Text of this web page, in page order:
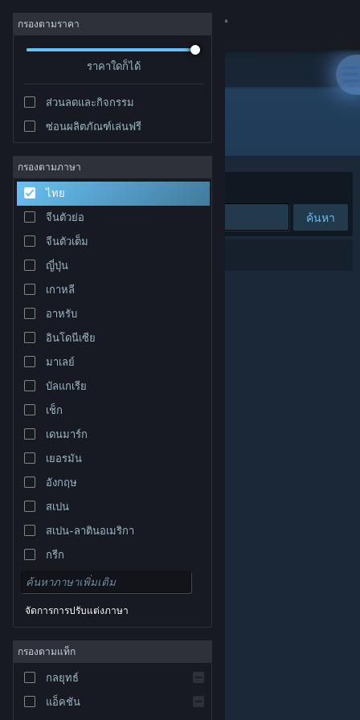
เข้าสู่ระบบ
ชุมชน
เกี่ยวกับ
ฝ่ายสนับสนุน
เปลี่ยนภาษา
รับแอป Steam แบบพกพา
ชมเว็บไซต์สำหรับเดสก์ท็อป
© Valve Corporation สงวนลิขสิทธิ์ เครื่องหมายการค้า
และประเทศอื่น
นโยบายความเป็นส่วนตัว
การช่วยการเข้าถึง|
Steam| การคืนเงิน
กรองตามราคา
ราคาใดก็ได้
ส่วนลดและกิจกรรม
ซ่อนผลิตภัณฑ์เล่นฟรี
กรองตามภาษา
ไทย
จีนตัวย่อ
จีนตัวเต็ม
ญี่ปุ่น
เกาหลี
อาหรับ
อินโดนีเซีย
มาเลย์
บัลแกเรีย
เช็ก
เดนมาร์ก
เยอรมัน
อังกฤษ
สเปน
สเปน-ลาตินอเมริกา
กรีก
จัดการการปรับแต่งภาษา
กรองตามแท็ก
กลยุทธ์
แอ็คชัน
ผู้พัฒนา: PurpleLamp
จัดเรียงตาม
ค้นหา